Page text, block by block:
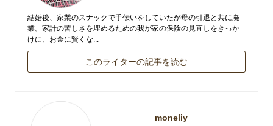
結婚後、家業のスナックで手伝いをしていたが母の引退と共に廃
業。家計の苦しさを埋めるための我が家の保険の見直しをきっか
けに、お金に賢くな...
このライターの記事を読む
moneliy